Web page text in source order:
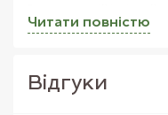
Читати повнiстю
та консервування цілком,
отримали завдяки
необхідні організму
Вiдгуки